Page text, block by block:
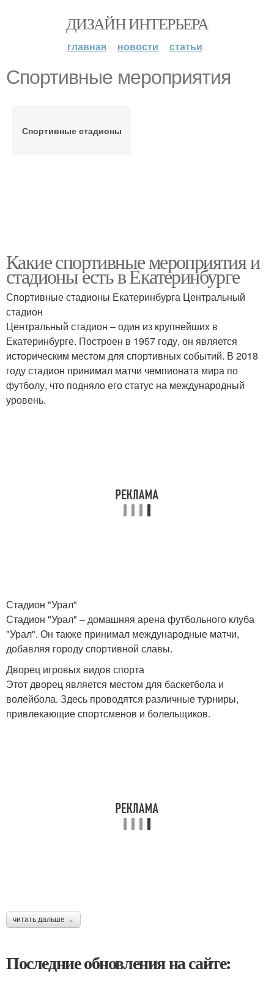
ДИЗАЙН ИНТЕРЬЕРА
главная новости статьи
Спортивные мероприятия
Спортивные стадионы
Какие спортивные мероприятия и
стадионы есть в Екатеринбурге
Спортивные стадионы Екатеринбурга Центральный
стадион
Центральный стадион – один из крупнейших в
Екатеринбурге. Построен в 1957 году, он является
историческим местом для спортивных событий. В 2018
году стадион принимал матчи чемпионата мира по
футболу, что подняло его статус на международный
уровень.
Стадион "Урал"
Стадион "Урал" – домашняя арена футбольного клуба
"Урал". Он также принимал международные матчи,
добавляя городу спортивной славы.
Дворец игровых видов спорта
Этот дворец является местом для баскетбола и
волейбола. Здесь проводятся различные турниры,
привлекающие спортсменов и болельщиков.
читать дальше →
Последние обновления на сайте: